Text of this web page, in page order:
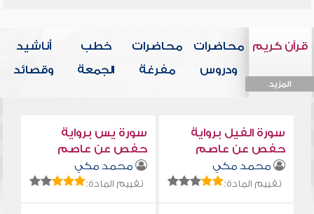
قرآن كريم
المزيد
محاضرات
ودروس
محاضرات
مفرغة
خطب
الجمعة
أناشيد
وقصائد
سورة الفيل برواية
حفص عن عاصم
محمد مكي
تقييم المادة:
سورة يس برواية
حفص عن عاصم
محمد مكي
تقييم المادة: